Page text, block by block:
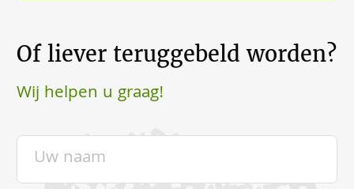
Of liever teruggebeld worden?
Wij helpen u graag!